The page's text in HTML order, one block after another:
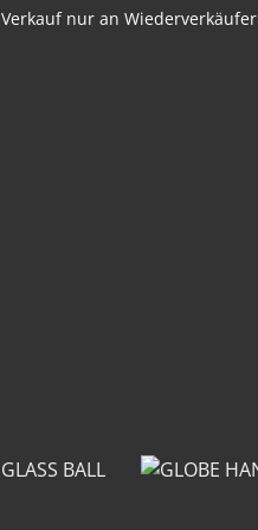
Verkauf nur an Wiederverkäufer